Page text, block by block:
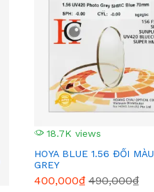
18.7K views
HOYA BLUE 1.56 ĐỔI MÀU
GREY
400,000₫ 490,000₫